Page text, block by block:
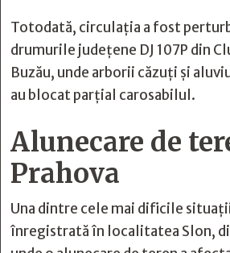
Totodată, circulația a fost
drumurile județene DJ 107P din
Buzău, unde arborii căzuți și
au blocat parțial carosabilul.
Alunecare de
Prahova
Una dintre cele mai dificile
înregistrată în localitatea Slon,